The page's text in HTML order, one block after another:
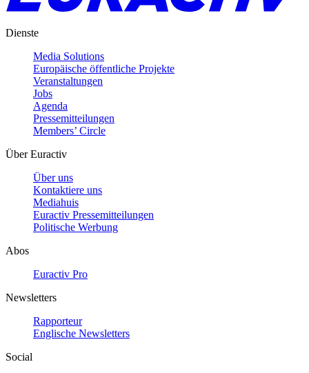
Dienste
Media Solutions
Europäische öffentliche Projekte
Veranstaltungen
Jobs
Agenda
Pressemitteilungen
Members’ Circle
Über Euractiv
Über uns
Kontaktiere uns
Mediahuis
Euractiv Pressemitteilungen
Politische Werbung
Abos
Euractiv Pro
Newsletters
Rapporteur
Englische Newsletters
Social